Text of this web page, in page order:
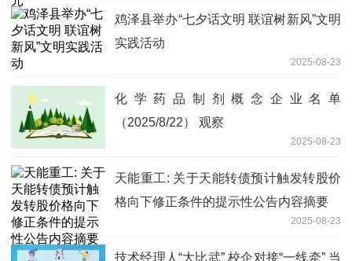
鸡泽县举办“七夕话文明 联谊树新风”文明
实践活动
2025-08-23
化学药品制剂概念企业名单
（2025/8/22） 观察
2025-08-23
天能重工: 关于天能转债预计触发转股价
格向下修正条件的提示性公告内容摘要
2025-08-23
技术经理人“大比武” 校企对接“一线牵” 当